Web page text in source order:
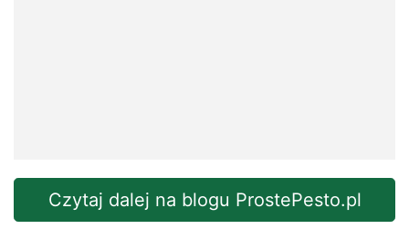
Czytaj dalej na blogu ProstePesto.pl